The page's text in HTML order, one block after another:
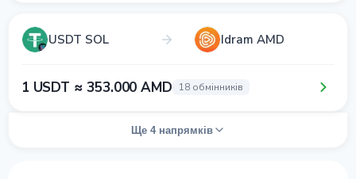
USDT SOL Idram AMD
1 USDT ≈ 353.000 AMD 18 обмінників
Ще 4 напрямків